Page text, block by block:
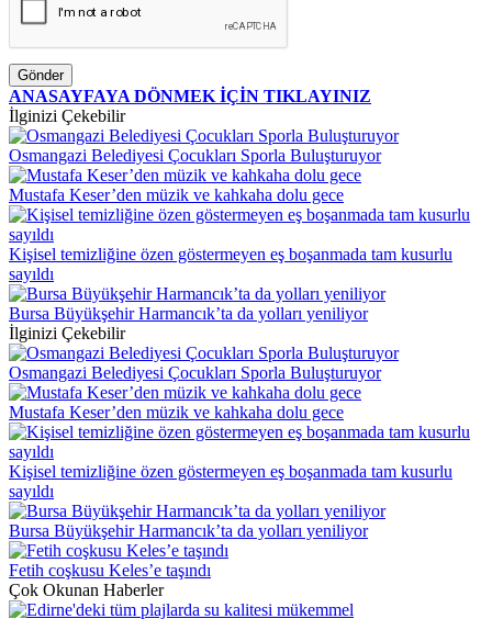
Gönder
ANASAYFAYA DÖNMEK İÇİN TIKLAYINIZ
İlginizi Çekebilir
Osmangazi Belediyesi Çocukları Sporla Buluşturuyor
Mustafa Keser’den müzik ve kahkaha dolu gece
Kişisel temizliğine özen göstermeyen eş boşanmada tam kusurlu
sayıldı
Bursa Büyükşehir Harmancık’ta da yolları yeniliyor
İlginizi Çekebilir
Osmangazi Belediyesi Çocukları Sporla Buluşturuyor
Mustafa Keser’den müzik ve kahkaha dolu gece
Kişisel temizliğine özen göstermeyen eş boşanmada tam kusurlu
sayıldı
Bursa Büyükşehir Harmancık’ta da yolları yeniliyor
Fetih coşkusu Keles’e taşındı
Çok Okunan Haberler